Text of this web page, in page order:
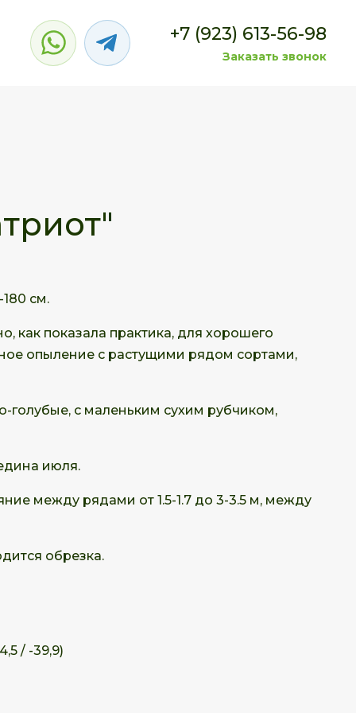
+7 (923) 613-56-98
Заказать звонок
см.
как показала практика, для хорошего
опыление с растущими рядом сортами,
голубые, с маленьким сухим рубчиком,
июля.
между рядами от 1.5-1.7 до 3-3.5 м, между
обрезка.
/ -39,9)